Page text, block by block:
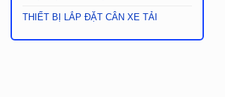
THIẾT BỊ LẮP ĐẶT CÂN XE TẢI